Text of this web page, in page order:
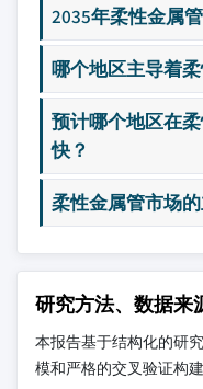
2035年柔性金属
哪个地区主导着
预计哪个地区在
快？
柔性金属管市场
研究方法、数据来
本报告基于结构化的研
模和严格的交叉验证构